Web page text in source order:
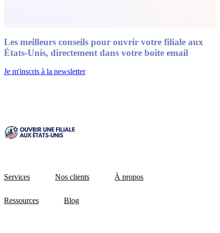
Les meilleurs conseils pour ouvrir votre filiale aux
États-Unis, directement dans votre boite email
Je m'inscris à la newsletter
Services Nos clients À propos
Ressources Blog